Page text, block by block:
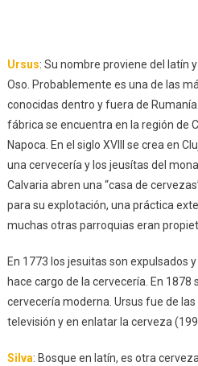
Ursus: Su nombre proviene del latín
Oso. Probablemente es una de las
conocidas dentro y fuera de
fábrica se encuentra en la región de
Napoca. En el siglo XVIII se crea en
una cervecería y los jeusítas del
Calvaria abren una “casa de
para su explotación, una práctica
muchas otras parroquias eran
En 1773 los jesuitas son expulsados
hace cargo de la cervecería. En 1878
cervecería moderna. Ursus fue de
televisión y en enlatar la cerveza
Silva: Bosque en latín, es otra